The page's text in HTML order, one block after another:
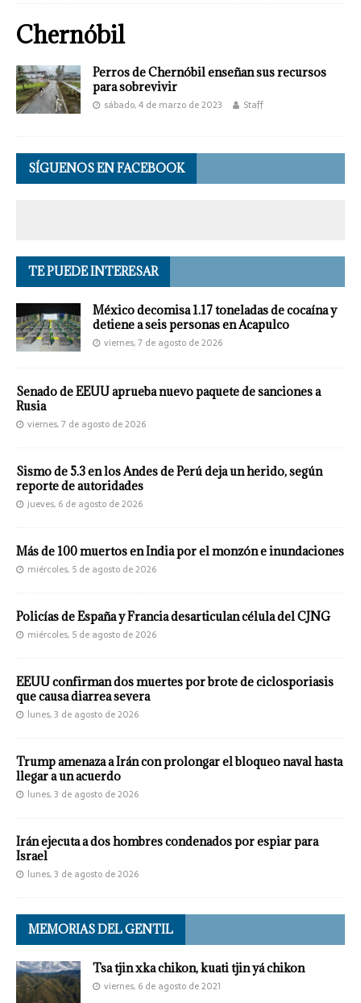
Chernóbil
Perros de Chernóbil enseñan sus recursos
para sobrevivir
sábado, 4 de marzo de 2023 Staff
SÍGUENOS EN FACEBOOK
TE PUEDE INTERESAR
México decomisa 1.17 toneladas de cocaína y
detiene a seis personas en Acapulco
viernes, 7 de agosto de 2026
Senado de EEUU aprueba nuevo paquete de sanciones a
Rusia
viernes, 7 de agosto de 2026
Sismo de 5.3 en los Andes de Perú deja un herido, según
reporte de autoridades
jueves, 6 de agosto de 2026
Más de 100 muertos en India por el monzón e inundaciones
miércoles, 5 de agosto de 2026
Policías de España y Francia desarticulan célula del CJNG
miércoles, 5 de agosto de 2026
EEUU confirman dos muertes por brote de ciclosporiasis
que causa diarrea severa
lunes, 3 de agosto de 2026
Trump amenaza a Irán con prolongar el bloqueo naval hasta
llegar a un acuerdo
lunes, 3 de agosto de 2026
Irán ejecuta a dos hombres condenados por espiar para
Israel
lunes, 3 de agosto de 2026
MEMORIAS DEL GENTIL
Tsa tjin xka chikon, kuati tjin yá chikon
viernes, 6 de agosto de 2021